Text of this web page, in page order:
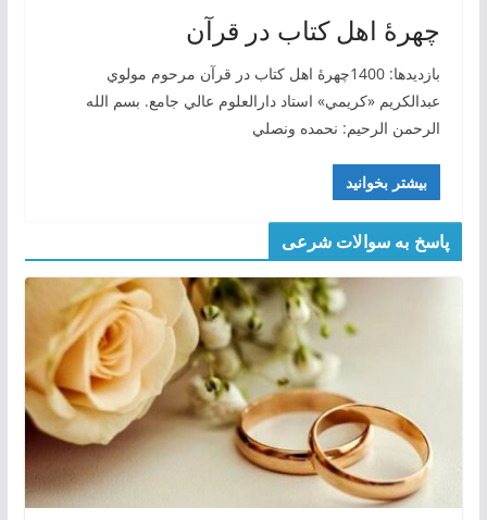
چهرۀ اهل كتاب در قرآن
بازدیدها: 1400چهرۀ اهل كتاب در قرآن مرحوم مولوي
عبدالكريم «كريمي» استاد دارالعلوم عالي جامع. بسم الله
الرحمن الرحيم: نحمده ونصلي
بیشتر بخوانید
پاسخ به سوالات شرعی